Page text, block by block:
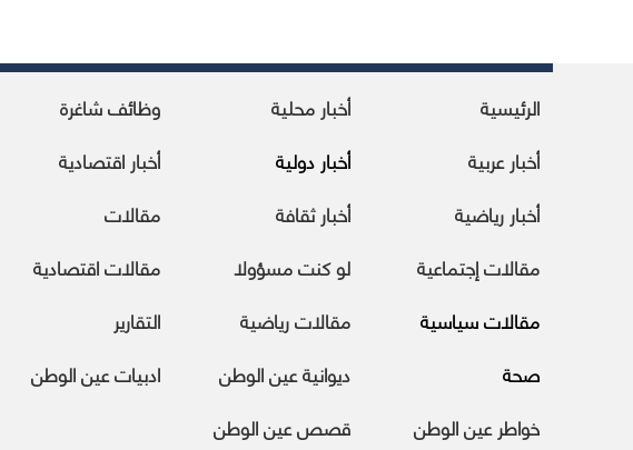
الرئيسية أخبار محلية
وظائف شاغرة
أخبار عربية
أخبار دولية
أخبار اقتصادية
أخبار رياضية
أخبار ثقافة
مقالات
مقالات إجتماعية
لو كنت مسؤولا
مقالات اقتصادية
مقالات سياسية
مقالات رياضية
التقارير
صحة
ديوانية عين الوطن
ادبيات عين الوطن
خواطر عين الوطن
قصص عين الوطن